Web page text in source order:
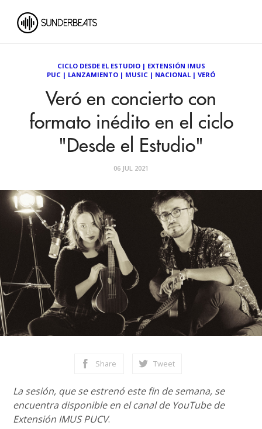
CICLO DESDE EL ESTUDIO| EXTENSIÓN IMUS
PUC | LANZAMIENTO | MUSIC | NACIONAL | VERÓ
Veró en concierto con
formato inédito en el ciclo
"Desde el Estudio"
06 JUL 2021
Share Tweet
La sesión, que se estrenó este fin de semana, se
encuentra disponible en el canal de YouTube de
Extensión IMUS PUCV.